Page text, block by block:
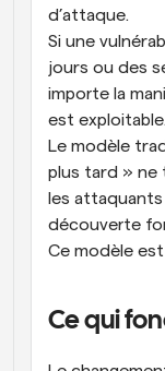
d’attaque.
Si une
jours ou des
importe la
est
Le modèle
plus tard » ne
les
découverte
Ce modèle
Ce qui